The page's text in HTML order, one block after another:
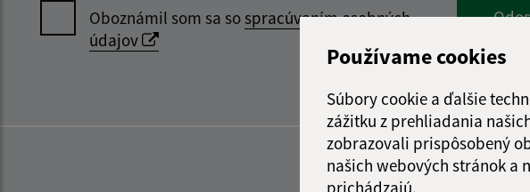
Používame cookies
Súbory cookie a ďalšie
zážitku z prehliadania
zobrazovali prispôsobený
našich webových stránok a
prichádzajú.
Oboznámil som sa sospracúvaním osobných
údajov
Google